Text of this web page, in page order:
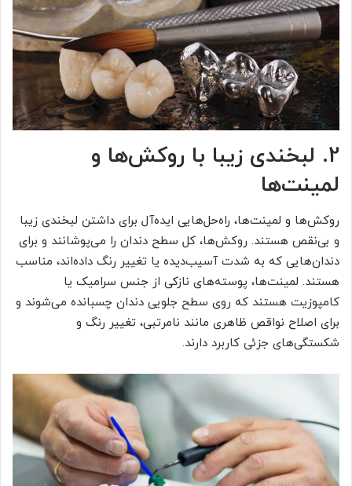
2. لبخندی زیبا با روکش‌ها و
لمینت‌ها
روکش‌ها و لمینت‌ها، راه‌حل‌هایی ایده‌آل برای داشتن لبخندی زیبا
و بی‌نقص هستند. روکش‌ها، کل سطح دندان را می‌پوشانند و برای
دندان‌هایی که به شدت آسیب‌دیده یا تغییر رنگ داده‌اند، مناسب
هستند. لمینت‌ها، پوسته‌های نازکی از جنس سرامیک یا
کامپوزیت هستند که روی سطح جلویی دندان چسبانده می‌شوند و
برای اصلاح نواقص ظاهری مانند نامرتبی، تغییر رنگ و
شکستگی‌های جزئی کاربرد دارند.